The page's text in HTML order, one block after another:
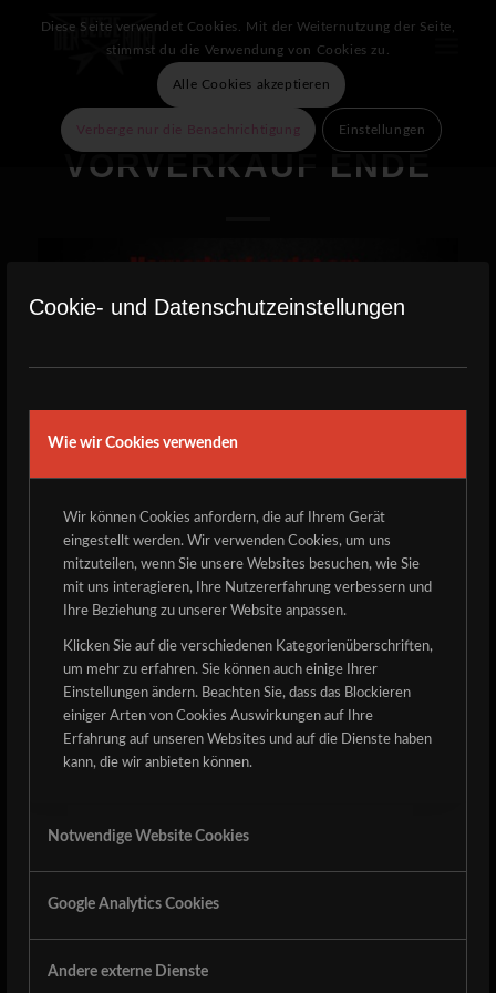
Cookie- und Datenschutzeinstellungen
Wie wir Cookies verwenden
Wir können Cookies anfordern, die auf Ihrem Gerät
eingestellt werden. Wir verwenden Cookies, um uns
mitzuteilen, wenn Sie unsere Websites besuchen, wie Sie
mit uns interagieren, Ihre Nutzererfahrung verbessern und
Ihre Beziehung zu unserer Website anpassen.
Klicken Sie auf die verschiedenen Kategorienüberschriften,
um mehr zu erfahren. Sie können auch einige Ihrer
Einstellungen ändern. Beachten Sie, dass das Blockieren
einiger Arten von Cookies Auswirkungen auf Ihre
Erfahrung auf unseren Websites und auf die Dienste haben
kann, die wir anbieten können.
Notwendige Website Cookies
Google Analytics Cookies
Andere externe Dienste
VORVERKAUF ENDE
Der vvk endet am Mittwoch. Sichert euch jetzt noch
euere Karten.
Abendkasse Tickets sind teurer als im vvk!
Tickets
Wir haben jetzt auch eine DerDetzeRockt Gruppe. Diese
kann genutzt werden um sich z.B. über mögliche
Mitfahrgelegenheiten auszutauschen. Außerdem wird es
Diese Seite verwendet Cookies. Mit der Weiternutzung der Seite,
stimmst du die Verwendung von Cookies zu.
Alle Cookies akzeptieren
Verberge nur die Benachrichtigung Einstellungen